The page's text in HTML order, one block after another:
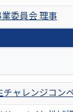
委員会 理事
ャレンジコン